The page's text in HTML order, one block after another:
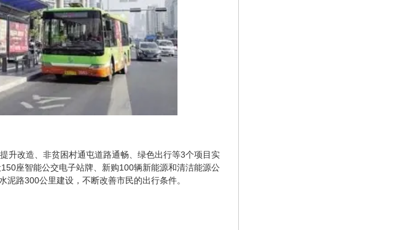
改造、非贫困村通屯道路通畅、绿色出行等3个项目实
座智能公交电子站牌、新购100辆新能源和清洁能源公
路300公里建设，不断改善市民的出行条件。